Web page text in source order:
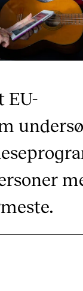
EU-